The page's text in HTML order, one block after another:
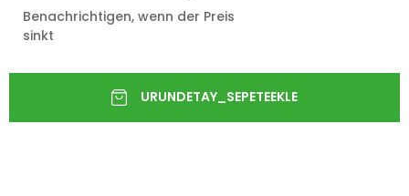
Benachrichtigen, wenn der Preis
sinkt